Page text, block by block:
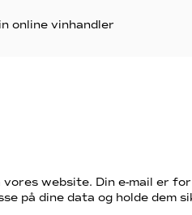
online vinhandler
website. Din e-mail er
på dine data og holde dem